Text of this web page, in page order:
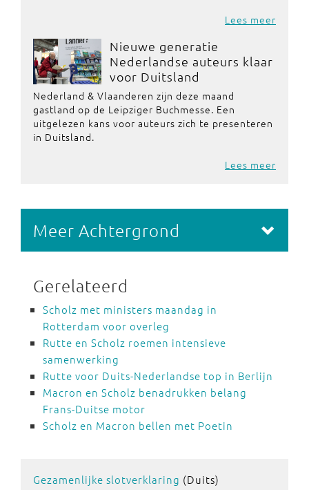
Lees meer
Nieuwe generatie
Nederlandse auteurs klaar
voor Duitsland
Nederland & Vlaanderen zijn deze maand
gastland op de Leipziger Buchmesse. Een
uitgelezen kans voor auteurs zich te presenteren
in Duitsland.
Lees meer
Meer Achtergrond
Gerelateerd
Scholz met ministers maandag in
Rotterdam voor overleg
Rutte en Scholz roemen intensieve
samenwerking
Rutte voor Duits-Nederlandse top in Berlijn
Macron en Scholz benadrukken belang
Frans-Duitse motor
Scholz en Macron bellen met Poetin
Gezamenlijke slotverklaring (Duits)